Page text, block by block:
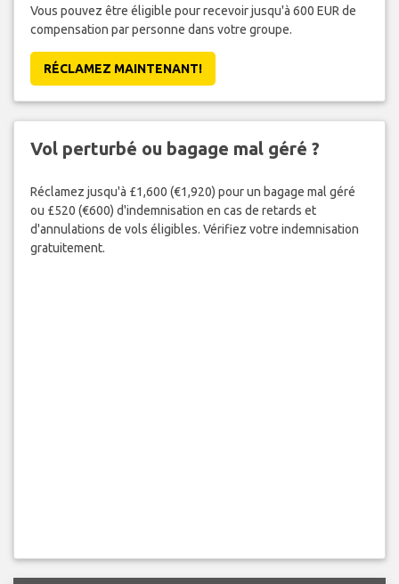
Vous pouvez être éligible pour recevoir jusqu'à 600 EUR de
compensation par personne dans votre groupe.
RÉCLAMEZ MAINTENANT!
Vol perturbé ou bagage mal géré ?
Réclamez jusqu'à £1,600 (€1,920) pour un bagage mal géré
ou £520 (€600) d'indemnisation en cas de retards et
d'annulations de vols éligibles. Vérifiez votre indemnisation
gratuitement.